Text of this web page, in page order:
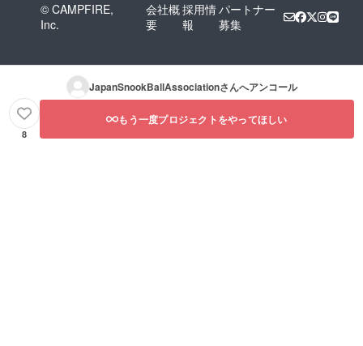
© CAMPFIRE,
Inc.
会社概
要
採用情
報
パートナー
募集
JapanSnookBallAssociationさんへアンコール
8
もう一度プロジェクトをやってほしい